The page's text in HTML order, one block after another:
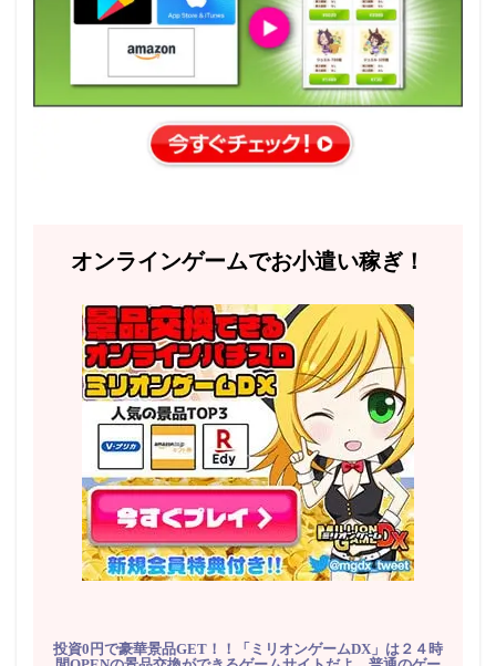
オンラインゲームでお小遣い稼ぎ！
投資0円で豪華景品GET！！「ミリオンゲームDX」は２４時